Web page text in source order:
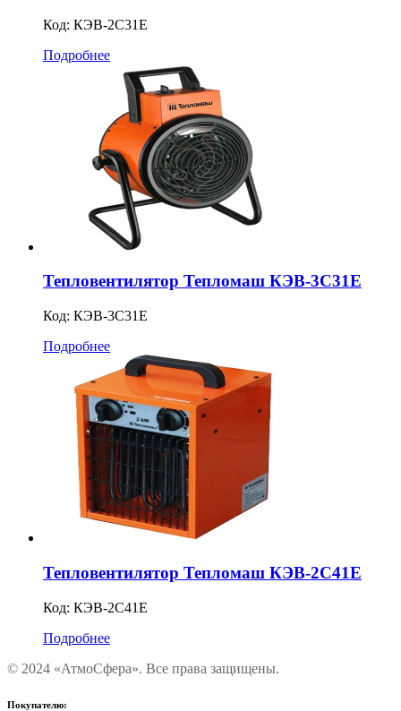
Код: КЭВ-2С31Е
Подробнее
Тепловентилятор Тепломаш КЭВ-3С31Е
Код: КЭВ-3С31Е
Подробнее
Тепловентилятор Тепломаш КЭВ-2С41Е
Код: КЭВ-2С41Е
Подробнее
© 2024 «АтмоСфера». Все права защищены.
Покупателю: